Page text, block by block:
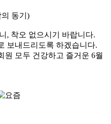
동기)
, 착오 없으시기 바랍니다.
보내드리도록 하겠습니다.
원 모두 건강하고 즐거운 6월